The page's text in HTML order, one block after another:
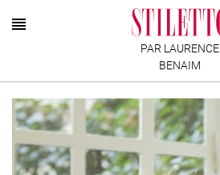
PAR LAURENCE
BENAIM